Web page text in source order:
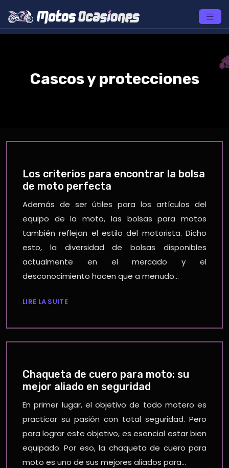
Cascos y protecciones
Los criterios para encontrar la bolsa
de moto perfecta
Además de ser útiles para los artículos del
equipo de la moto, las bolsas para motos
también reflejan el estilo del motorista. Dicho
esto, la diversidad de bolsas disponibles
actualmente en el mercado y el
desconocimiento hacen que a menudo…
LIRE LA SUITE
Chaqueta de cuero para moto: su
mejor aliado en seguridad
En primer lugar, el objetivo de todo motero es
practicar su pasión con total seguridad. Pero
para lograr este objetivo, es esencial estar bien
equipado. Por eso, la chaqueta de cuero para
moto es uno de sus mejores aliados para…